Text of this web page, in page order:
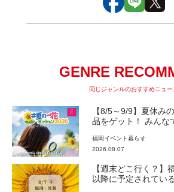
GENRE
同じジャンルのおすすめニュー
【8/5～9/9】夏休み
品をゲット！ みんな
レンジ【一人一花は
福岡 イベント暮らす
2026.08.07
【週末どこ行く？】
以降に予定されてい